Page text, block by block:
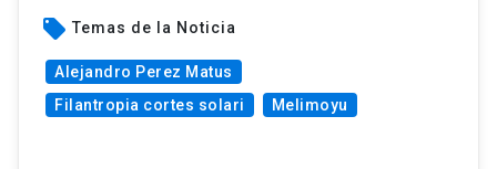
local_offer Temas de la Noticia
Alejandro Perez Matus
Filantropia cortes solari
Melimoyu